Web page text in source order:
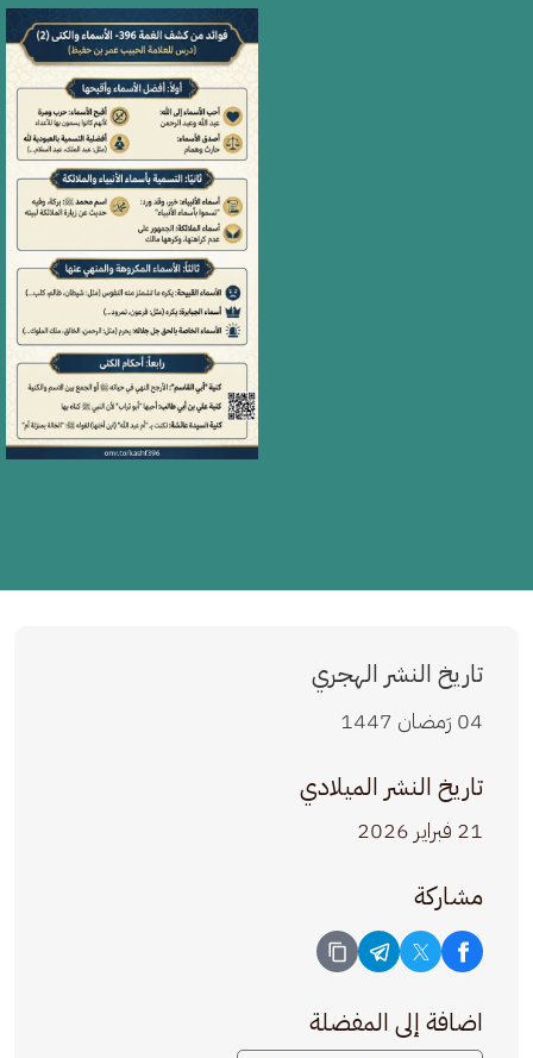
تاريخ النشر الهجري
04 رَمضان 1447
تاريخ النشر الميلادي
21 فبراير 2026
مشاركة
اضافة إلى المفضلة